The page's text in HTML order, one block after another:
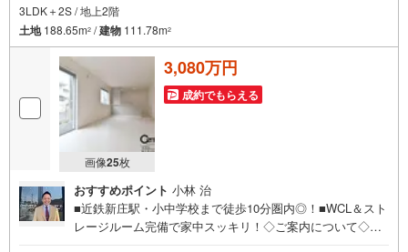
3LDK＋2S / 地上2階
土地188.65m2 /建物 111.78m2
画像25枚
3,080万円
成約でもらえる
おすすめポイント 小林 治
■近鉄新庄駅・小中学校まで徒歩10分圏内◎！■WCL＆スト
レージルーム完備で家中スッキリ！◇ご案内について◇・